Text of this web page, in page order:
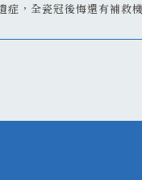
症，全瓷冠後悔還有補救